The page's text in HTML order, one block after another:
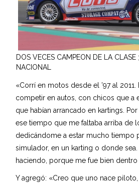
DOS VECES CAMPEON DE LA
NACIONAL
«Corrí en motos desde el ’97 al
competir en autos, con chicos que a
que habían arrancado en kartings.
ese tiempo que me faltaba arriba de
dedicándome a estar mucho tiempo
simulador, en un karting o donde
haciendo, porque me fue bien
Y agregó: «Creo que uno nace